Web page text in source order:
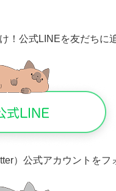
！ 公式LINEを友だちに
）公式アカウントをフ